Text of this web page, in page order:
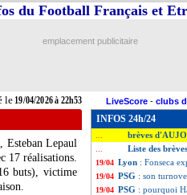
le19/04/2026 à 22h53
du Football Français et
emplacement publicitaire
LiveScore - clubs
Esteban Lepaul
17 réalisations.
buts), victime
INFOS 24h/24
brèves
Liste des
19/04 Lyon : Fonseca
19/04 PSG : son
19/04 PSG : pourquoi